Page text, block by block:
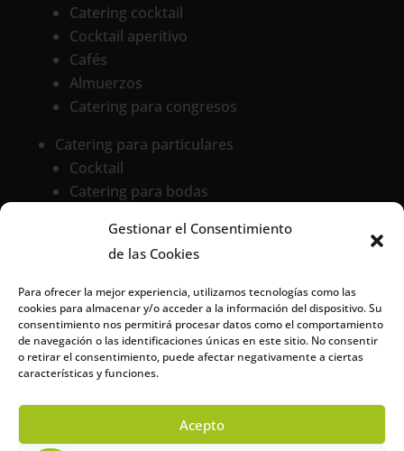
Gestionar el Consentimiento
de las Cookies
Para ofrecer la mejor experiencia, utilizamos tecnologías como las
cookies para almacenar y/o acceder a la información del dispositivo. Su
consentimiento nos permitirá procesar datos como el comportamiento
de navegación o las identificaciones únicas en este sitio. No consentir
o retirar el consentimiento, puede afectar negativamente a ciertas
características y funciones.
Acepto
Catering cocktail
Cocktail aperitivo
Cafés
Almuerzos
Catering para congresos
Catering para particulares
Cocktail
Catering para bodas
Espacios para eventos
Datos de contacto

C/ Ciudad de Frías, 24 portal 48
28021 Madrid
–915 39 99 68